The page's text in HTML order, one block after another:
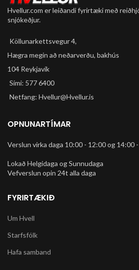
Hvellur.com er leiðandi fyrirtæki með
snjókeðjur.
Köllunarkettsvegur 4,
Hægra megin að neðarverðu, bakhús
104 Reykjavík
Sími: 577 6400
Netfang: Hvellur@Hvellur.is
OPNUNARTÍMAR
Verslun virka daga 10:00 - 12:00 og 14:00
Lokað Helgidaga og Sunnudaga
Vefverslun opin 24t alla daga
FYRIRTÆKIÐ
Um Hvell
Starfsfólk
Hafa samband